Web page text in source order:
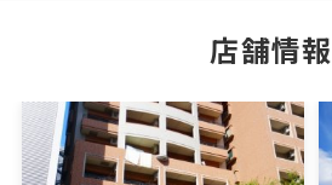
店舗情報